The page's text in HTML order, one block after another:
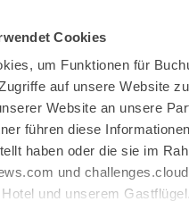
Cookies
um Funktionen für
auf unsere Website
Website an unsere
führen diese
haben oder die sie im
und
und unserem
Spenden